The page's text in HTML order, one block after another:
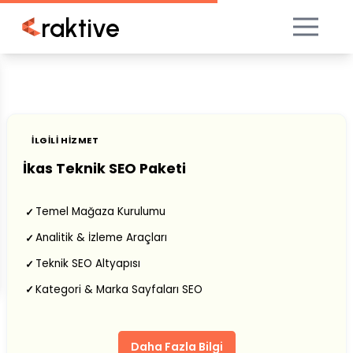
raktive
İLGILI HIZMET
İkas Teknik SEO Paketi
✓ Temel Mağaza Kurulumu
✓ Analitik & İzleme Araçları
✓ Teknik SEO Altyapısı
✓ Kategori & Marka Sayfaları SEO
Daha Fazla Bilgi